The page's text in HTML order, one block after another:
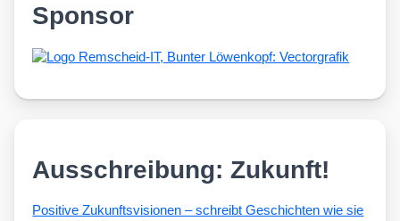
Sponsor
Ausschreibung: Zukunft!
Posi­ti­ve Zukunfts­vi­sio­nen – schreibt Geschich­ten wie sie